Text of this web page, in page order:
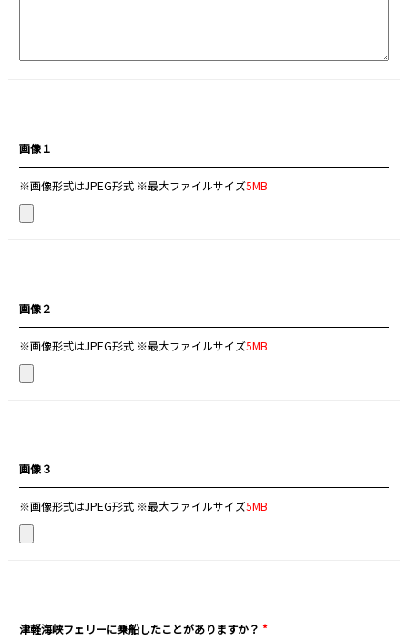
画像１
※画像形式はJPEG形式 ※最大ファイルサイズ5MB
画像２
※画像形式はJPEG形式 ※最大ファイルサイズ5MB
画像３
※画像形式はJPEG形式 ※最大ファイルサイズ5MB
津軽海峡フェリーに乗船したことがありますか？ *